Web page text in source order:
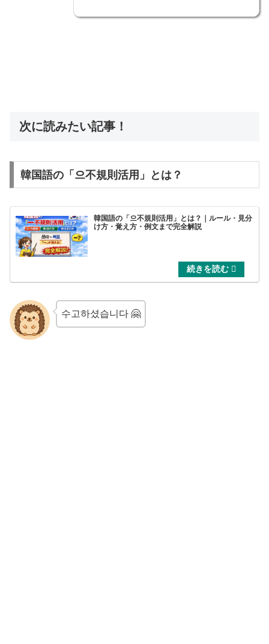
次に読みたい記事！
韓国語の「으不規則活用」とは？
韓国語の「으不規則活用」とは？｜ルール・見分
け方・覚え方・例文まで完全解説
수고하셨습니다 🤗